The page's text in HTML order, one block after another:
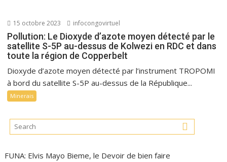
15 octobre 2023 infocongovirtuel
Pollution: Le Dioxyde d’azote moyen détecté par le
satellite S-5P au-dessus de Kolwezi en RDC et dans
toute la région de Copperbelt
Dioxyde d’azote moyen détecté par l’instrument TROPOMI
à bord du satellite S-5P au-dessus de la République...
Minerais
FUNA: Elvis Mayo Bieme, le Devoir de bien faire